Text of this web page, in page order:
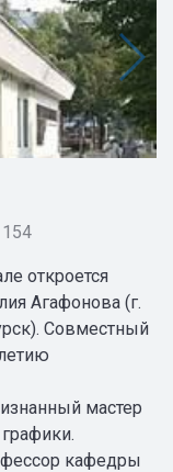
откроется
Агафонова (г.
Совместный
мастер
кафедры